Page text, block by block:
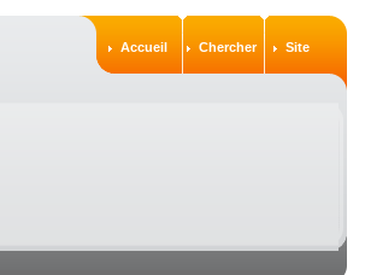
Accueil Chercher Site